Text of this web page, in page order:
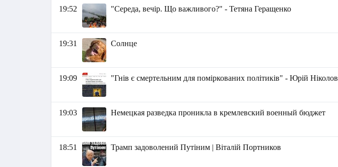
19:52 "Середа, вечір. Що важливого?" - Тетяна Геращенко
19:31 Солнце
19:09 "Гнів є смертельним для поміркованих політиків" - Юрій Ніколов
19:03 Немецкая разведка проникла в кремлевский военный бюджет
18:51 Трамп задоволений Путіним | Віталій Портников